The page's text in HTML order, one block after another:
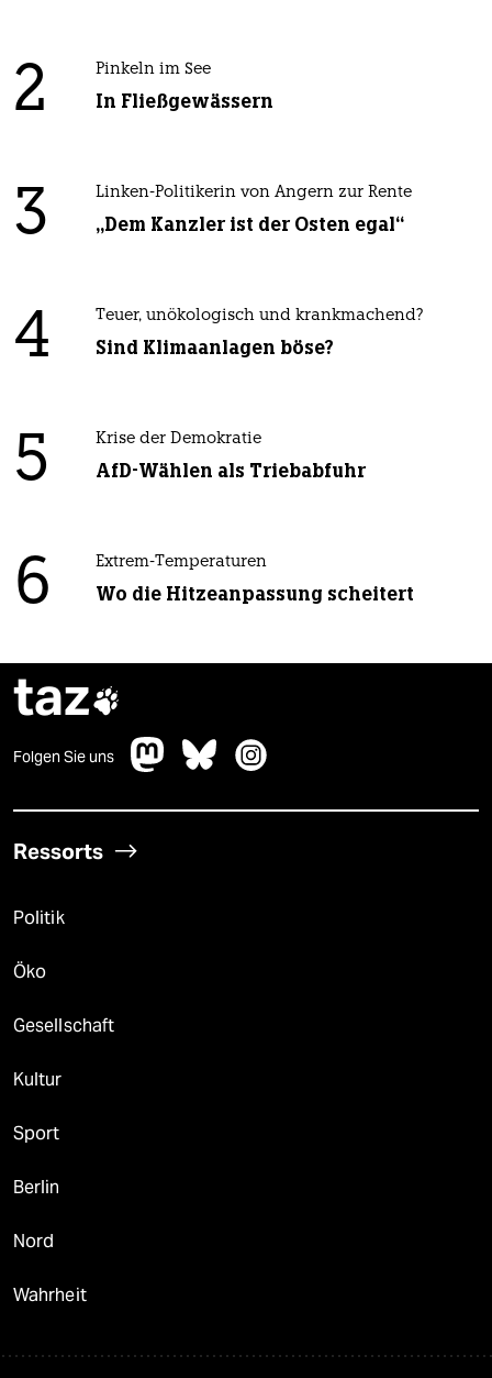
2 Pinkeln im See
In Fließgewässern
3 Linken-Politikerin von Angern zur Rente
„Dem Kanzler ist der Osten egal“
4 Teuer, unökologisch und krankmachend?
Sind Klimaanlagen böse?
5 Krise der Demokratie
AfD-Wählen als Triebabfuhr
6 Extrem-Temperaturen
Wo die Hitzeanpassung scheitert
taz
Folgen Sie uns
Ressorts
Politik
Öko
Gesellschaft
Kultur
Sport
Berlin
Nord
Wahrheit